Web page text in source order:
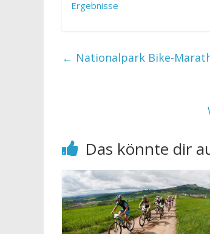
Ergebnisse
← Nationalpark Bike-
Das könnte dir